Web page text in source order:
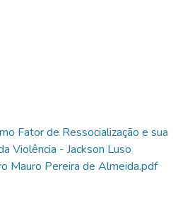
Fator de Ressocialização e sua
Violência - Jackson Luso
Mauro Pereira de Almeida.pdf